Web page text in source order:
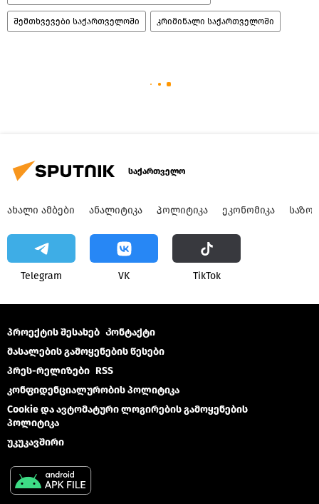
შემთხვევები საქართველოში კრიმინალი საქართველოში
საქართველო
ᲐᲮᲐᲚᲘ ᲐᲛᲑᲔᲑᲘ ᲐᲜᲐᲚᲘᲢᲘᲙᲐ ᲞᲝᲚᲘᲢᲘᲙᲐ ᲔᲙᲝᲜᲝᲛᲘᲙᲐ
Telegram VK ТikТоk
პროექტის შესახებ Კონტაქტი
მასალების გამოყენების წესები
პრეს-რელიზები RSS
კონფიდენციალურობის პოლიტიკა
Cookie და ავტომატური ლოგირების გამოყენების
პოლიტიკა
უკუკავშირი